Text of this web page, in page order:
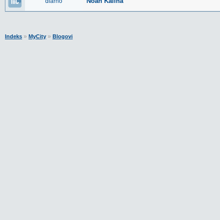
Indeks » MyCity » Blogovi